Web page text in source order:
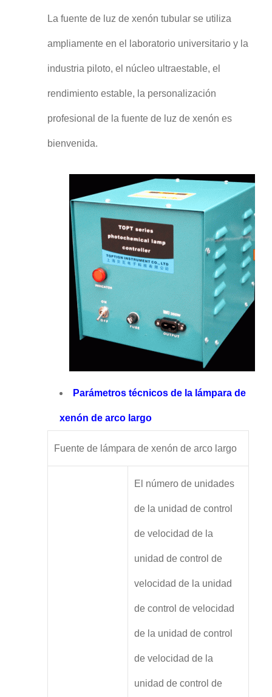
La fuente de luz de xenón tubular se utiliza
ampliamente en el laboratorio universitario y la
industria piloto, el núcleo ultraestable, el
rendimiento estable, la personalización
profesional de la fuente de luz de xenón es
bienvenida.
Parámetros técnicos de la lámpara de
xenón de arco largo
Fuente de lámpara de xenón de arco largo
El número de unidades
de la unidad de control
de velocidad de la
unidad de control de
velocidad de la unidad
de control de velocidad
de la unidad de control
de velocidad de la
unidad de control de